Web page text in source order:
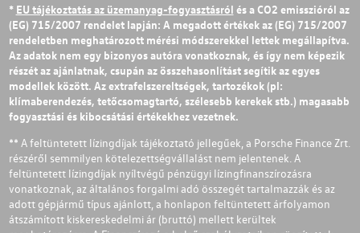
* EU tájékoztatás az üzemanyag-fogyasztásról és a CO2 emisszióról az
(EG) 715/2007 rendelet lapján: A megadott értékek az (EG) 715/2007
rendeletben meghatározott mérési módszerekkel lettek megállapítva.
Az adatok nem egy bizonyos autóra vonatkoznak, és így nem képezik
részét az ajánlatnak, csupán az összehasonlítást segítik az egyes
modellek között. Az extrafelszereltségek, tartozékok (pl:
klímaberendezés, tetőcsomagtartó, szélesebb kerekek stb.) magasabb
fogyasztási és kibocsátási értékekhez vezetnek.
** A feltüntetett lízingdíjak tájékoztató jellegűek, a Porsche Finance Zrt.
részéről semmilyen kötelezettségvállalást nem jelentenek. A
feltüntetett lízingdíjak nyíltvégű pénzügyi lízingfinanszírozásra
vonatkoznak, az általános forgalmi adó összegét tartalmazzák és az
adott gépjármű típus ajánlott, a honlapon feltüntetett árfolyamon
átszámított kiskereskedelmi ár (bruttó) mellett kerültek